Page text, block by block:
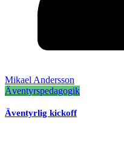
Mikael Andersson
Äventyrspedagogik
Äventyrlig kickoff